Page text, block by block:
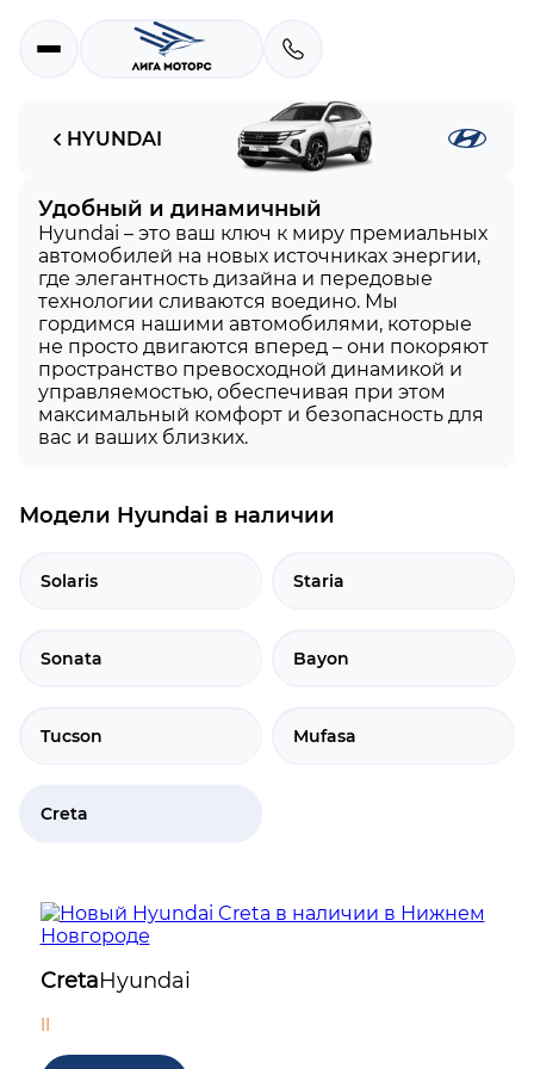
HYUNDAI
Удобный и динамичный
Hyundai – это ваш ключ к миру премиальных
автомобилей на новых источниках энергии,
где элегантность дизайна и передовые
технологии сливаются воедино. Мы
гордимся нашими автомобилями, которые
не просто двигаются вперед – они покоряют
пространство превосходной динамикой и
управляемостью, обеспечивая при этом
максимальный комфорт и безопасность для
вас и ваших близких.
Модели Hyundai в наличии
Solaris
Sonata
Tucson
Creta
Staria
Bayon
Mufasa
CretaHyundai
II